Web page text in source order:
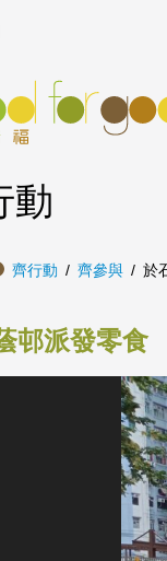
動
齊行動 齊參與 於
邨派發零食